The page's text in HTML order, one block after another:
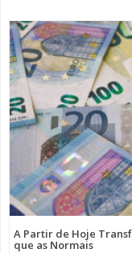
A Partir de Hoje
que as Normais